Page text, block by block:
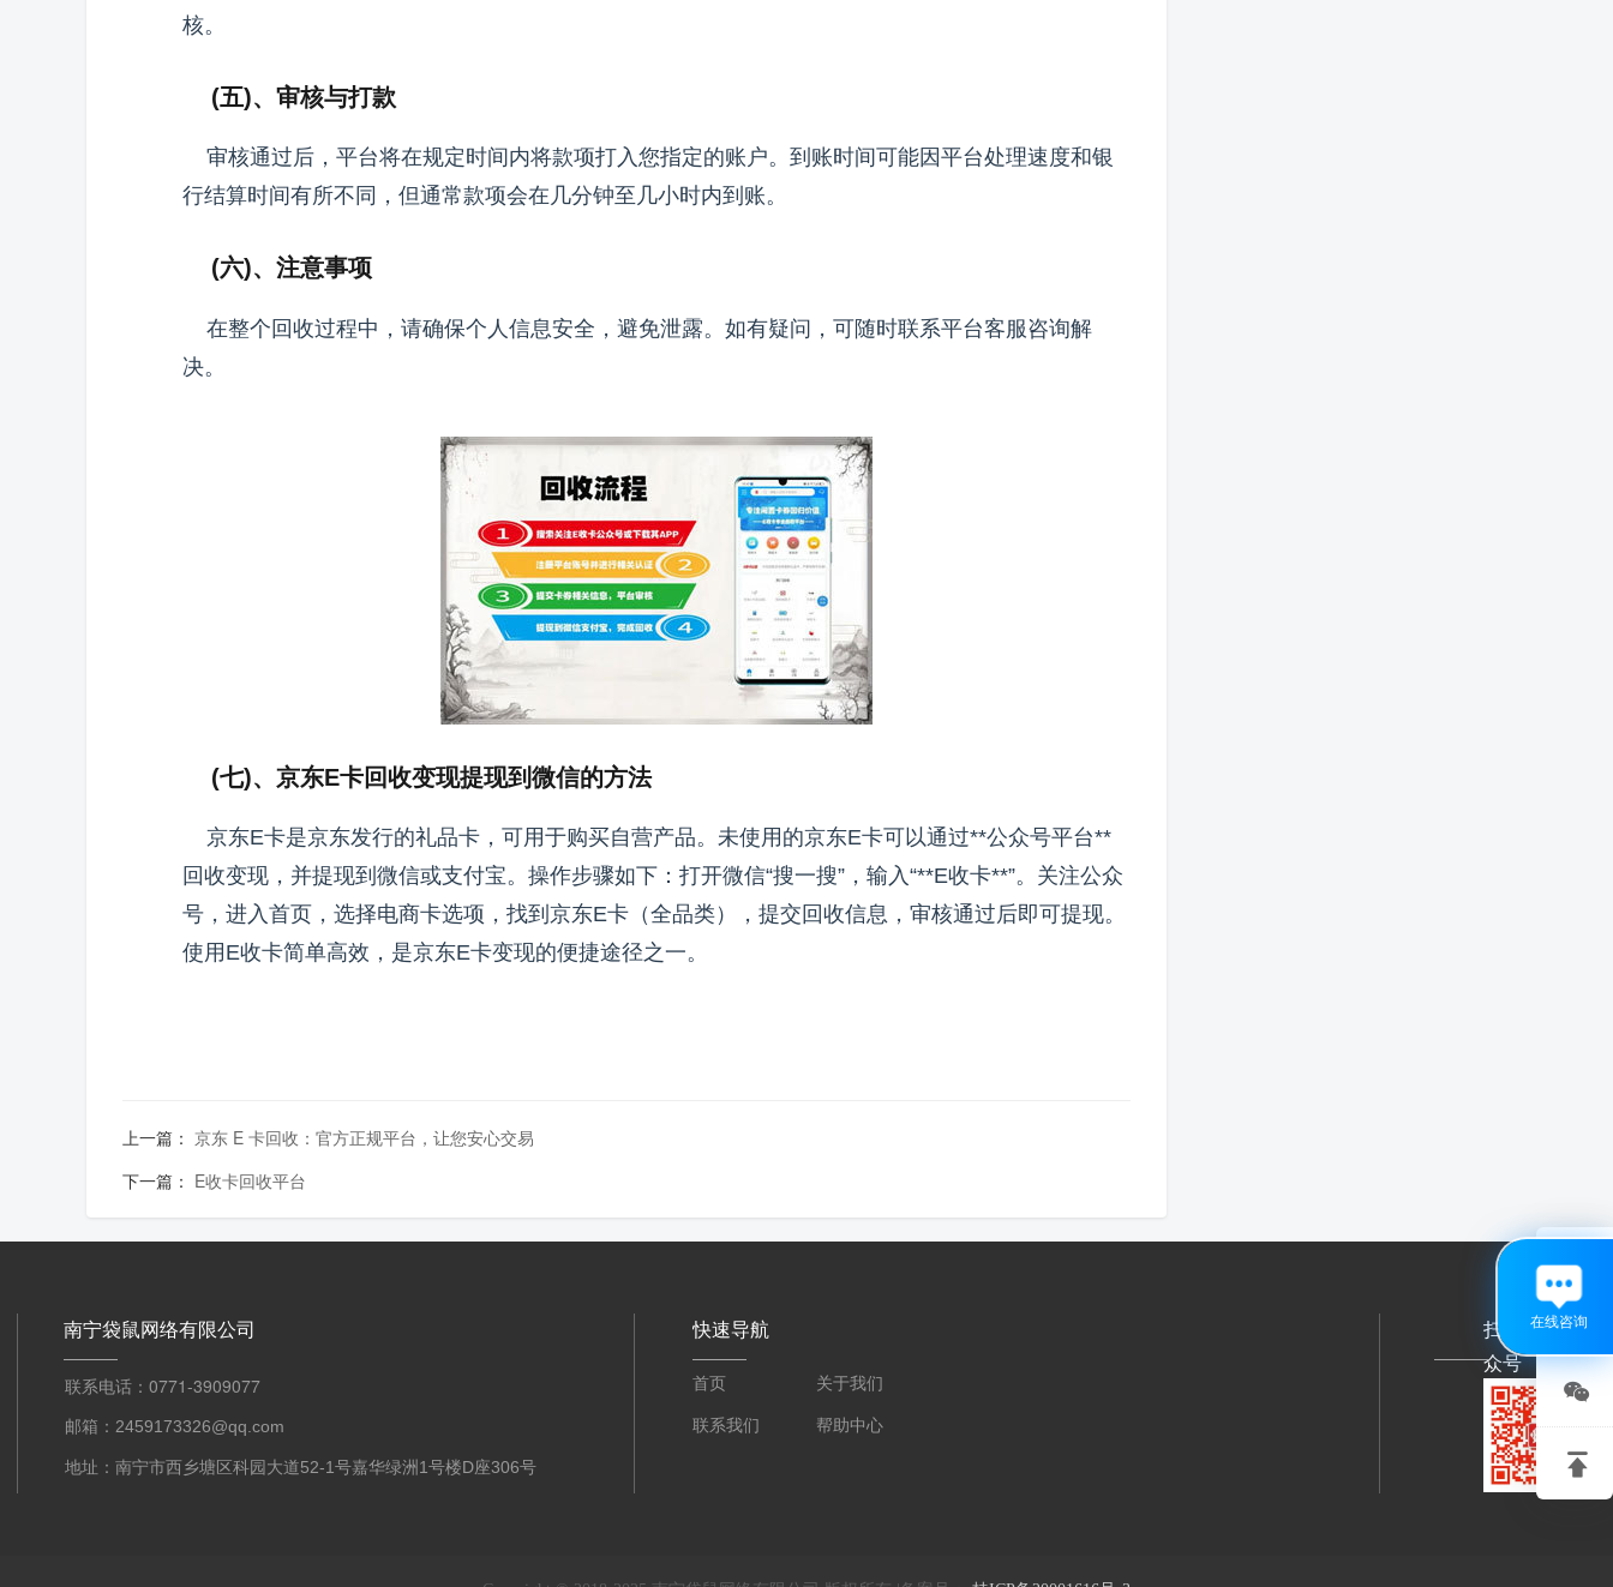
核。
(五)、审核与打款
审核通过后，平台将在规定时间内将款项打入您指定的账户。到账时间可能因平台处理速度和银
行结算时间有所不同，但通常款项会在几分钟至几小时内到账。
(六)、注意事项
在整个回收过程中，请确保个人信息安全，避免泄露。如有疑问，可随时联系平台客服咨询解
决。
(七)、京东E卡回收变现提现到微信的方法
京东E卡是京东发行的礼品卡，可用于购买自营产品。未使用的京东E卡可以通过**公众号平台**
回收变现，并提现到微信或支付宝。操作步骤如下：打开微信“搜一搜”，输入“**E收卡**”。关注公众
号，进入首页，选择电商卡选项，找到京东E卡（全品类），提交回收信息，审核通过后即可提现。
使用E收卡简单高效，是京东E卡变现的便捷途径之一。
上一篇： 京东 E 卡回收：官方正规平台，让您安心交易
下一篇： E收卡回收平台
南宁袋鼠网络有限公司 快速导航
扫码关注公
众号
首页 关于我们
联系我们 帮助中心
联系电话：0771-3909077
邮箱：2459173326@qq.com
地址：南宁市西乡塘区科园大道52-1号嘉华绿洲1号楼D座306号

在线咨询

关注
微信
